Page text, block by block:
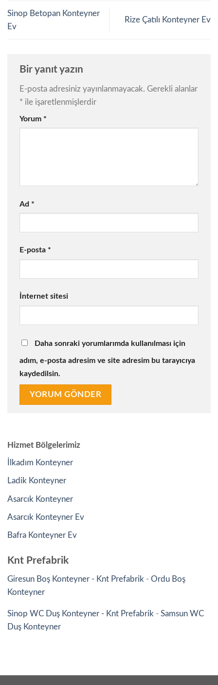
Sinop Betopan Konteyner
Ev
Rize Çatılı Konteyner Ev
Bir yanıt yazın
E-posta adresiniz yayınlanmayacak. Gerekli alanlar
* ile işaretlenmişlerdir
Yorum *
Ad *
E-posta *
İnternet sitesi
Daha sonraki yorumlarımda kullanılması için
adım, e-posta adresim ve site adresim bu tarayıcıya
kaydedilsin.
Hizmet Bölgelerimiz
İlkadım Konteyner
Ladik Konteyner
Asarcık Konteyner
Asarcık Konteyner Ev
Bafra Konteyner Ev
Knt Prefabrik
Giresun Boş Konteyner - Knt Prefabrik - Ordu Boş
Konteyner
Sinop WC Duş Konteyner - Knt Prefabrik - Samsun WC
Duş Konteyner